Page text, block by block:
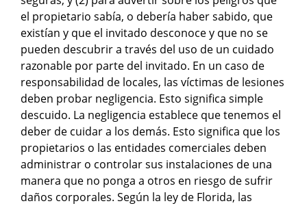
el propietario sabía, o debería haber sabido, que
existían y que el invitado desconoce y que no se
pueden descubrir a través del uso de un cuidado
razonable por parte del invitado. En un caso de
responsabilidad de locales, las víctimas de lesiones
deben probar negligencia. Esto significa simple
descuido. La negligencia establece que tenemos el
deber de cuidar a los demás. Esto significa que los
propietarios o las entidades comerciales deben
administrar o controlar sus instalaciones de una
manera que no ponga a otros en riesgo de sufrir
daños corporales. Según la ley de Florida, las